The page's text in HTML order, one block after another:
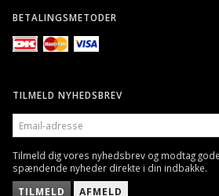
BETALINGSMETODER
TILMELD NYHEDSBREV
EMAIL-
ADRESSE
Tilmeld dig vores nyhedsbrev og modtag
spændende nyheder direkte i din indbakke.
TILMELD AFMELD